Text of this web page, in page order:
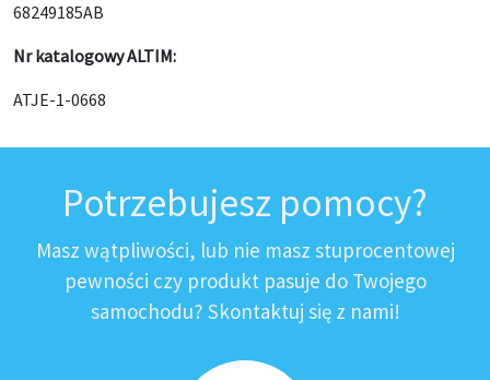
68249185AB
Nr katalogowy ALTIM:
ATJE-1-0668
Potrzebujesz pomocy?
Masz wątpliwości, lub nie masz stuprocentowej
pewności czy produkt pasuje do Twojego
samochodu? Skontaktuj się z nami!